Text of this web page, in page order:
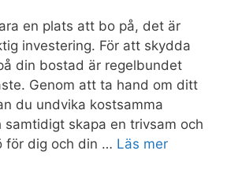
en plats att bo på, det är
investering. För att skydda
din bostad är regelbundet
Genom att ta hand om ditt
du undvika kostsamma
samtidigt skapa en trivsam och
för dig och din … Läs mer